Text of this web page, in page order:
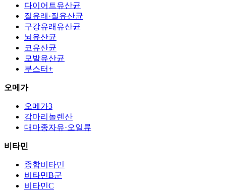
다이어트유산균
질유래·질유산균
구강유래유산균
뇌유산균
코유산균
모발유산균
부스터+
오메가
오메가3
감마리놀렌산
대마종자유·오일류
비타민
종합비타민
비타민B군
비타민C